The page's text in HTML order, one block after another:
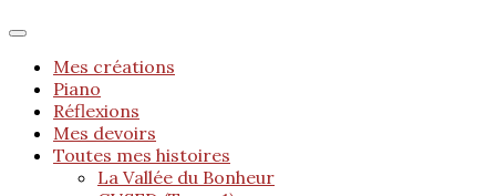
Mes créations
Piano
Réflexions
Mes devoirs
Toutes mes histoires
La Vallée du Bonheur